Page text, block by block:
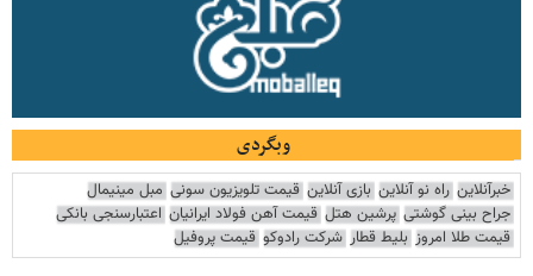
وبگردی
خبرآنلاین راه نو آنلاین بازی آنلاین قیمت تلویزیون سونی مبل مینیمال
جراح بینی گوشتی پرشین هتل قیمت آهن فولاد ایرانیان اعتبارسنجی بانکی
قیمت طلا امروز بلیط قطار شرکت رادوکو قیمت پروفیل